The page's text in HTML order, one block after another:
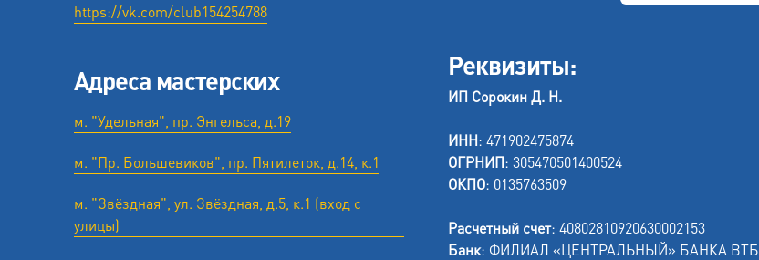
https://vk.com/club154254788
Адреса мастерских
м. "Удельная", пр. Энгельса, д.19
м. "Пр. Большевиков", пр. Пятилеток, д.14, к.1
м. "Звёздная", ул. Звёздная, д.5, к.1 (вход с
улицы)
Реквизиты:
ИП Сорокин Д. Н.
ИНН: 471902475874
ОГРНИП: 305470501400524
ОКПО: 0135763509
Расчетный счет: 40802810920630002153
Банк: ФИЛИАЛ «ЦЕНТРАЛЬНЫЙ» БАНКА ВТБ